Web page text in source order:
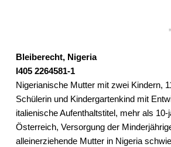
Bleiberecht, Nigeria
I405 2264581-1
Nigerianische Mutter mit zwei Kindern,
Schülerin und Kindergartenkind mit
italienische Aufenthaltstitel, mehr als 10-
Österreich, Versorgung der
alleinerziehende Mutter in Nigeria